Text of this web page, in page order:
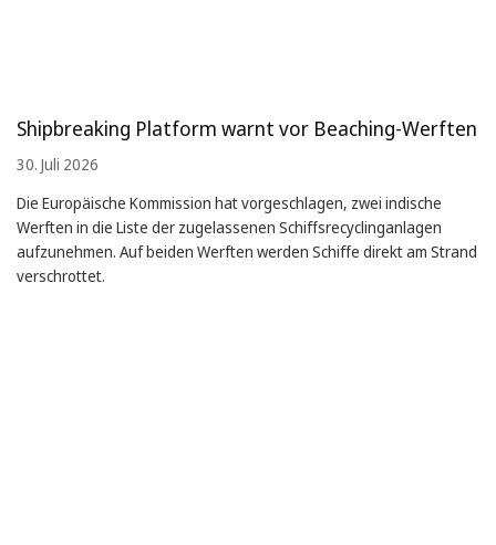
Shipbreaking Platform warnt vor Beaching-Werften
30. Juli 2026
Die Europäische Kommission hat vorgeschlagen, zwei indische
Werften in die Liste der zugelassenen Schiffsrecyclinganlagen
aufzunehmen. Auf beiden Werften werden Schiffe direkt am Strand
verschrottet.